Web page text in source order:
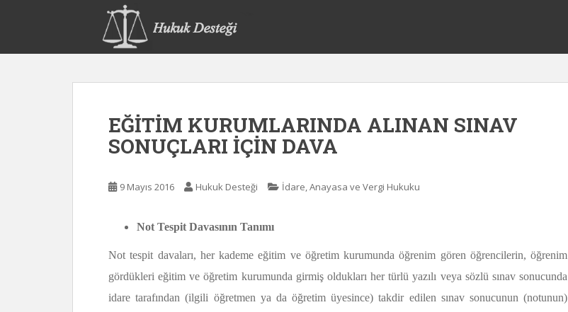
p
EĞİTİM KURUMLARINDA ALINAN SINAV
SONUÇLARI İÇİN DAVA
9 Mayıs 2016 Hukuk Desteği İdare, Anayasa ve Vergi Hukuku
Not Tespit Davasının Tanımı
Not tespit davaları, her kademe eğitim ve öğretim kurumunda öğrenim gören öğrencilerin, öğrenim
gördükleri eğitim ve öğretim kurumunda girmiş oldukları her türlü yazılı veya sözlü sınav sonucunda
idare tarafından (ilgili öğretmen ya da öğretim üyesince) takdir edilen sınav sonucunun (notunun)